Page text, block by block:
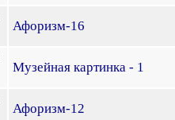
Афоризм-16
Музейная картинка - 1
Афоризм-12